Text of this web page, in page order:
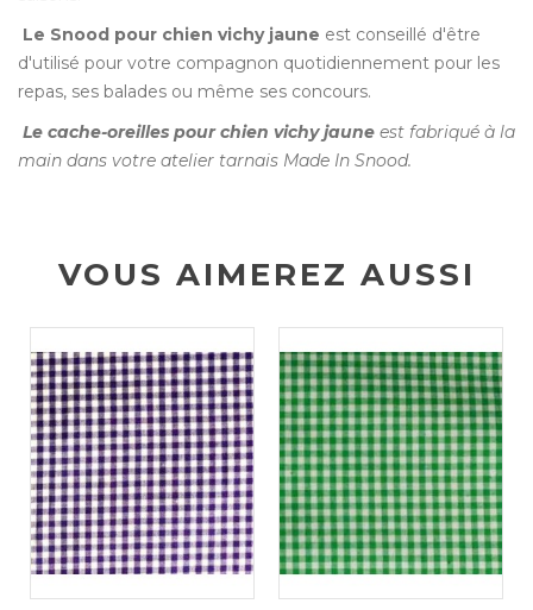
Le Snood pour chien vichy jaune est conseillé d'être
d'utilisé pour votre compagnon quotidiennement pour les
repas, ses balades ou même ses concours.
Le cache-oreilles pour chien vichy jaune est fabriqué à la
main dans votre atelier tarnais Made In Snood.
VOUS AIMEREZ AUSSI